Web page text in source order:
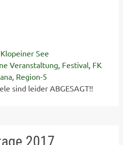
See
Veranstaltung, Festival, FK
, Region-5
sind leider ABGESAGT!!
2017